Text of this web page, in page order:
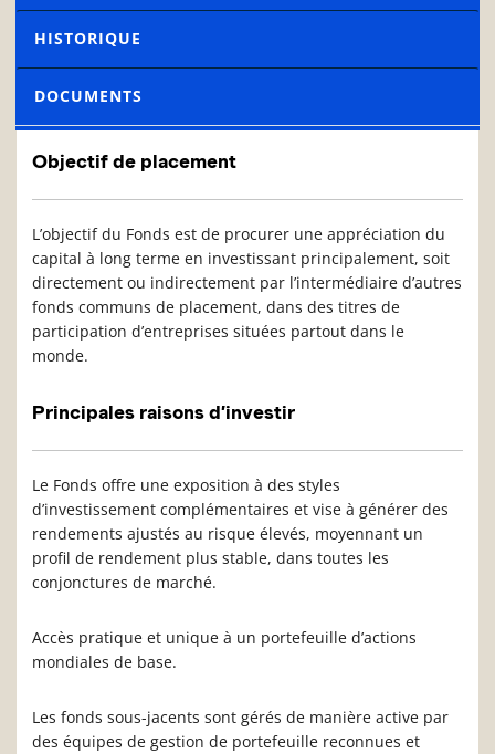
HISTORIQUE
DOCUMENTS
Objectif de placement
L’objectif du Fonds est de procurer une appréciation du
capital à long terme en investissant principalement, soit
directement ou indirectement par l’intermédiaire d’autres
fonds communs de placement, dans des titres de
participation d’entreprises situées partout dans le
monde.
Principales raisons d’investir
Le Fonds offre une exposition à des styles
d’investissement complémentaires et vise à générer des
rendements ajustés au risque élevés, moyennant un
profil de rendement plus stable, dans toutes les
conjonctures de marché.
Accès pratique et unique à un portefeuille d’actions
mondiales de base.
Les fonds sous-jacents sont gérés de manière active par
des équipes de gestion de portefeuille reconnues et